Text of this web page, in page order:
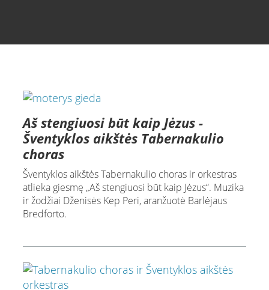
Aš stengiuosi būt kaip Jėzus -
Šventyklos aikštės Tabernakulio
choras
Šventyklos aikštės Tabernakulio choras ir orkestras
atlieka giesmę „Aš stengiuosi būt kaip Jėzus“. Muzika
ir žodžiai Dženisės Kep Peri, aranžuotė Barlėjaus
Bredforto.